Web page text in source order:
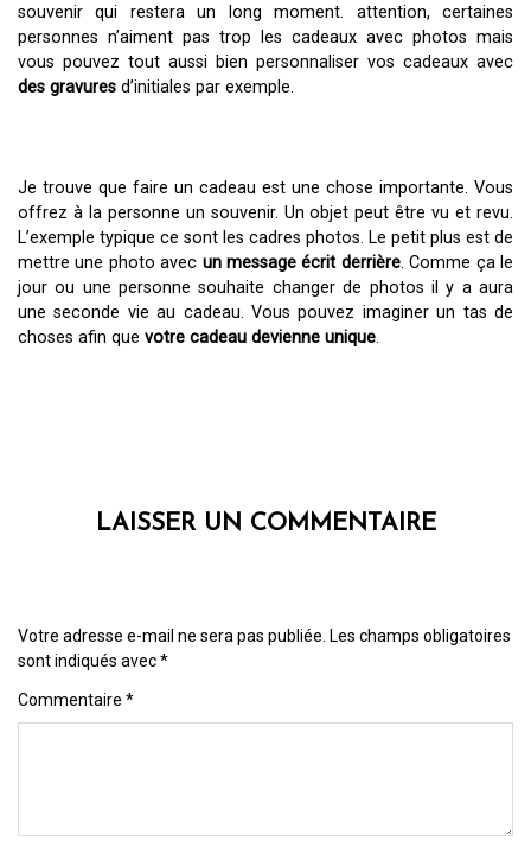
souvenir qui restera un long moment. attention, certaines
personnes n’aiment pas trop les cadeaux avec photos mais
vous pouvez tout aussi bien personnaliser vos cadeaux avec
des gravures d’initiales par exemple.
Je trouve que faire un cadeau est une chose importante. Vous
offrez à la personne un souvenir. Un objet peut être vu et revu.
L’exemple typique ce sont les cadres photos. Le petit plus est de
mettre une photo avec un message écrit derrière. Comme ça le
jour ou une personne souhaite changer de photos il y a aura
une seconde vie au cadeau. Vous pouvez imaginer un tas de
choses afin que votre cadeau devienne unique.
LAISSER UN COMMENTAIRE
Votre adresse e-mail ne sera pas publiée. Les champs obligatoires
sont indiqués avec*
Commentaire *